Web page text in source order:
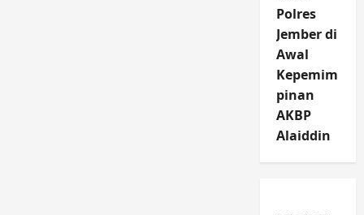
Polres
Jember di
Awal
Kepemim
pinan
AKBP
Alaiddin